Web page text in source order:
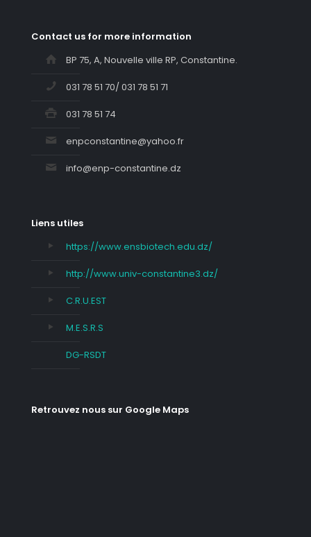
Contact us for more information
BP 75, A, Nouvelle ville RP, Constantine.
031 78 51 70/ 031 78 51 71
031 78 51 74
enpconstantine@yahoo.fr
info@enp-constantine.dz
Liens utiles
https://www.ensbiotech.edu.dz/
http://www.univ-constantine3.dz/
C.R.U.EST
M.E.S.R.S
DG-RSDT
Retrouvez nous sur Google Maps